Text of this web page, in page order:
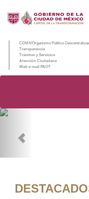
CDMX/Organismo Público
Transparencia
Trámites y Servicios
Atención Ciudadana
Web e-mail PAOT